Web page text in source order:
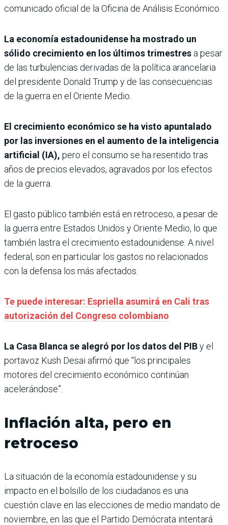
comunicado oficial de la Oficina de Análisis Económico.
La economía estadounidense ha mostrado un
sólido crecimiento en los últimos trimestres a pesar
de las turbulencias derivadas de la política arancelaria
del presidente Donald Trump y de las consecuencias
de la guerra en el Oriente Medio.
El crecimiento económico se ha visto apuntalado
por las inversiones en el aumento de la inteligencia
artificial (IA), pero el consumo se ha resentido tras
años de precios elevados, agravados por los efectos
de la guerra.
El gasto público también está en retroceso, a pesar de
la guerra entre Estados Unidos y Oriente Medio, lo que
también lastra el crecimiento estadounidense. A nivel
federal, son en particular los gastos no relacionados
con la defensa los más afectados.
Te puede interesar: Espriella asumirá en Cali tras
autorización del Congreso colombiano
La Casa Blanca se alegró por los datos del PIBy el
portavoz Kush Desai afirmó que “los principales
motores del crecimiento económico continúan
acelerándose”.
Inflación alta, pero en
retroceso
La situación de la economía estadounidense y su
impacto en el bolsillo de los ciudadanos es una
cuestión clave en las elecciones de medio mandato de
noviembre, en las que el Partido Demócrata intentará